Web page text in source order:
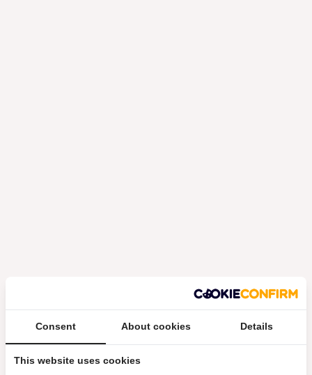
Consent About cookies Details
This website uses cookies